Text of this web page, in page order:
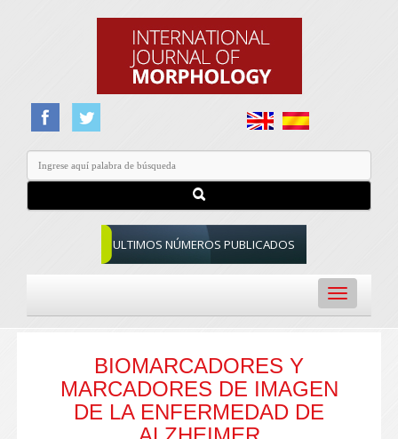
ULTIMOS NÚMEROS PUBLICADOS
Toggle
navigation
BIOMARCADORES Y
MARCADORES DE IMAGEN
DE LA ENFERMEDAD DE